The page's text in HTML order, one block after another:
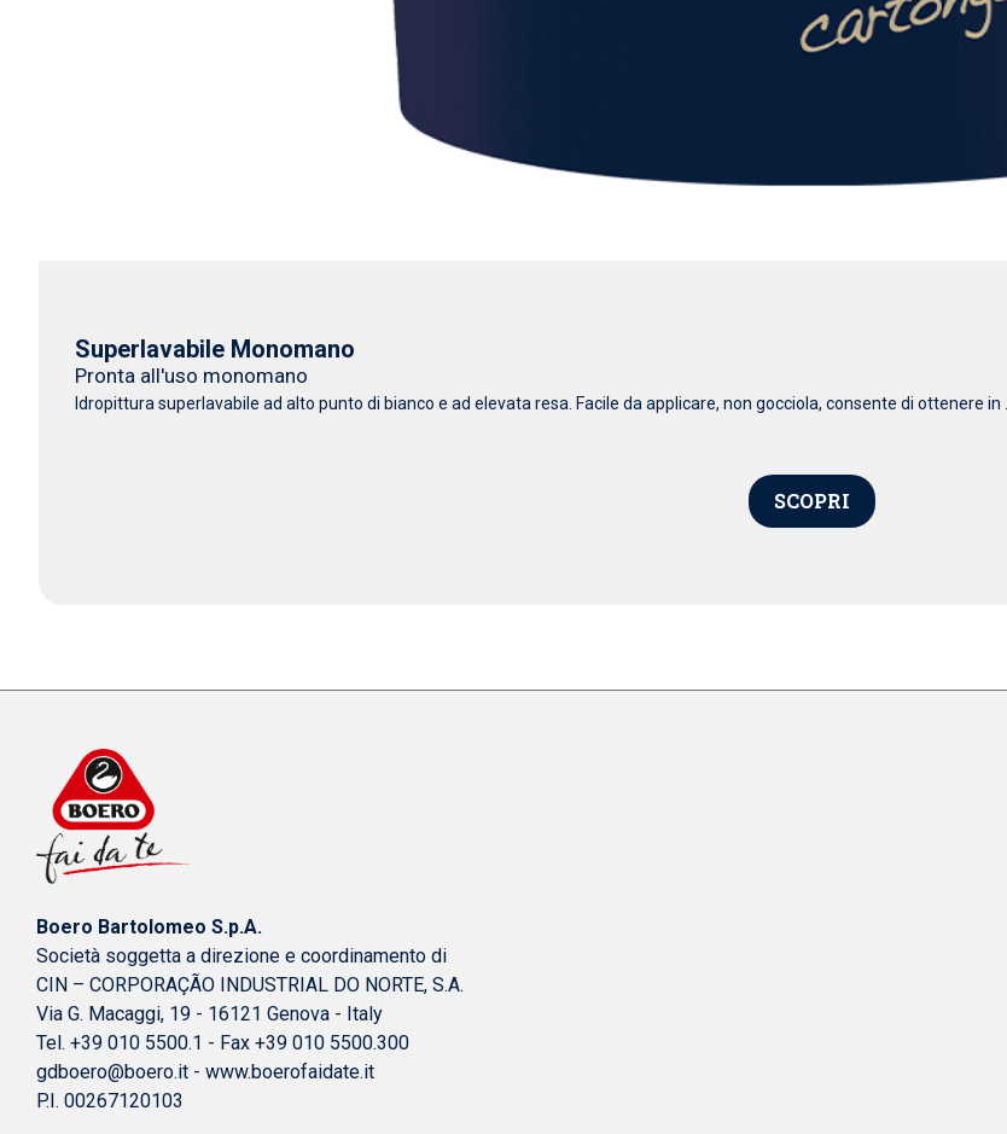
Superlavabile Monomano
Pronta all'uso monomano
Idropittura superlavabile ad alto punto di bianco e ad elevata resa. Facile da applicare, non gocciola, consente di ottenere in ...
SCOPRI
Boero Bartolomeo S.p.A.
Società soggetta a direzione e coordinamento di
CIN – CORPORAÇÃO INDUSTRIAL DO NORTE, S.A.
Via G. Macaggi, 19 - 16121 Genova - Italy
Tel. +39 010 5500.1 - Fax +39 010 5500.300
gdboero@boero.it - www.boerofaidate.it
P.I. 00267120103